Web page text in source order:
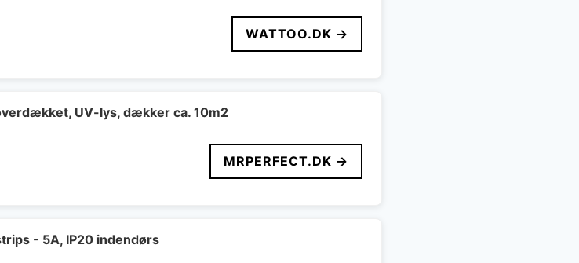
WATTOO.DK →
UV-lys, dækker ca. 10m2
MRPERFECT.DK →
- 5A, IP20 indendørs